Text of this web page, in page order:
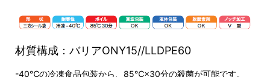
材質構成：バリアONY15//LLDPE60
-40℃の冷凍食品包装から、85℃×30分の殺菌が可能です。